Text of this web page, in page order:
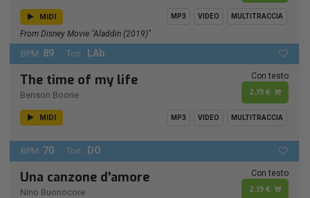
MIDI MP3 VIDEO MULTITRACCIA
From Disney Movie "Aladdin (2019)"
BPM: 89 Ton.: LAb
The time of my life
Benson Boone
Con testo
2,19 €
MIDI MP3 VIDEO MULTITRACCIA
BPM: 70 Ton.: DO
Una canzone d'amore
Nino Buonocore
Con testo
2,19 €